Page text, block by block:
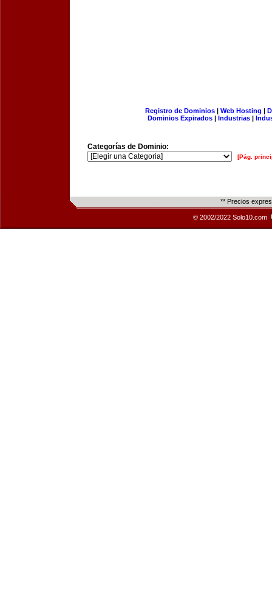
Registro de Dominios| Web Hosting |
Dominios Expirados | Industrias |
Categorías de Dominio:
[Pág.
** Precios
© 2002/2022 Solo10.com